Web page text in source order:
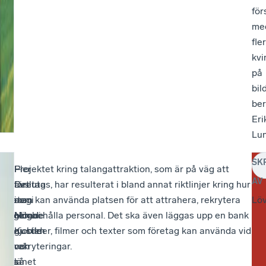
fler
på
strategi
fungerade
och
hela
Fler
företag
i
Höga
Kusten
och
länet
–
Det
som
Mondi
gjorde
var
så
Projektet kring talangattraktion, som är på väg att
avslutas, har resulterat i bland annat riktlinjer kring hur
man kan använda platsen för att attrahera, rekrytera
och behålla personal. Det ska även läggas upp en bank
av bilder, filmer och texter som företag kan använda vid
rekryteringar.
–
är
AV